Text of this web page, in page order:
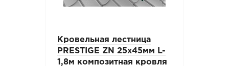
Кровельная лестница
PRESTIGE ZN 25х45мм L-
1,8м композитная кровля